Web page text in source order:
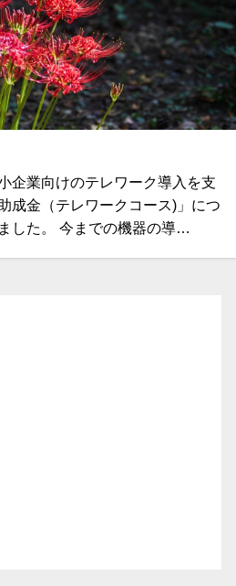
企業向けのテレワーク導入を支
成金（テレワークコース)」につ
した。 今までの機器の導…